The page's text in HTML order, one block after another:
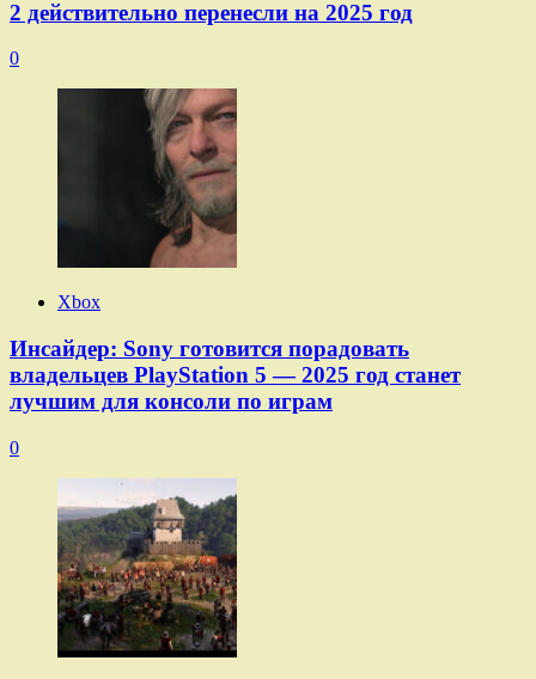
2 действительно перенесли на 2025 год
0
Xbox
Инсайдер: Sony готовится порадовать
владельцев PlayStation 5 — 2025 год станет
лучшим для консоли по играм
0